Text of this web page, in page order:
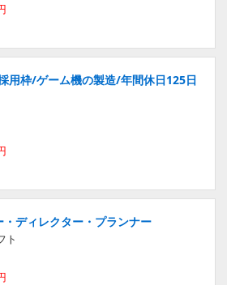
用枠/ゲーム機の製造/年間休日125日
ディレクター・プランナー
ト